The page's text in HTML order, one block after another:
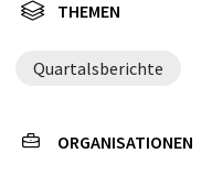
THEMEN
Quartalsberichte
ORGANISATIONEN